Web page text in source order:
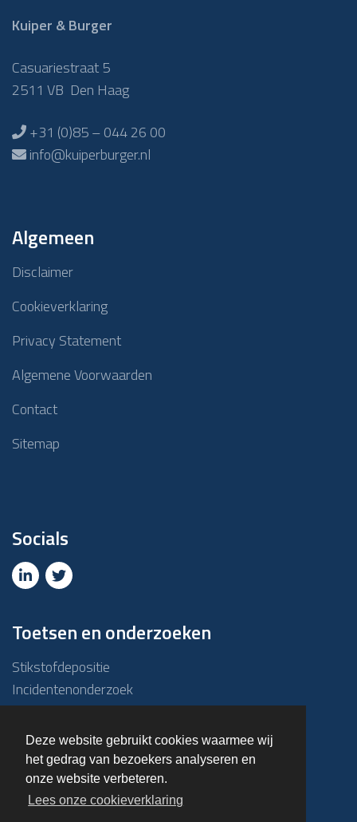
Deze website gebruikt cookies waarmee wij
het gedrag van bezoekers analyseren en
onze website verbeteren.
Lees onze cookieverklaring
Kuiper & Burger
Casuariestraat 5
2511 VB Den Haag
+31 (0)85 – 044 26 00
info@kuiperburger.nl
Algemeen
Disclaimer
Cookieverklaring
Privacy Statement
Algemene Voorwaarden
Contact
Sitemap
Socials
Toetsen en onderzoeken
Stikstofdepositie
Incidentenonderzoek
Due diligence
ABM-toets
Emissie – Immissietoets
Haalbaarheidsonderzoek
Overige onderzoeken